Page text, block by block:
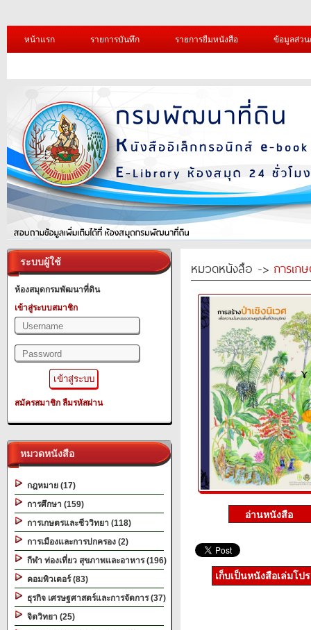
หน้าแรก รายการบันทึก รายการยืมหนังสือ ข้อมูลส่ว
ระบบผู้ใช้
ห้องสมุดกรมพัฒนาที่ดิน
เข้าสู่ระบบสมาชิก
สมัครสมาชิก ลืมรหัสผ่าน
หมวดหนังสือ
กฎหมาย (17)
การศึกษา (159)
การเกษตรและชีววิทยา (118)
การเมืองและการปกครอง (2)
กีฬา ท่องเที่ยว สุขภาพและอาหาร (196)
คอมพิวเตอร์ (83)
ธุรกิจ เศรษฐศาสตร์และการจัดการ (37)
จิตวิทยา (25)
หมวดหนังสือ -> การเก
เก็บเป็นหนังสือเล่มโป